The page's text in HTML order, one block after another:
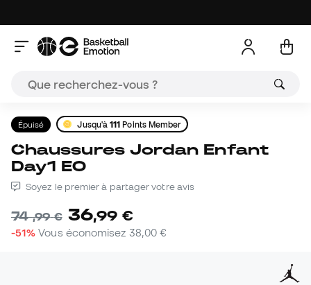
Épuisé Jusqu'à111 Points Member
Chaussures Jordan Enfant
Day1 EO
Soyez le premier à partager votre avis
74,99 € 36,99 €
-51% Vous économisez 38,00 €